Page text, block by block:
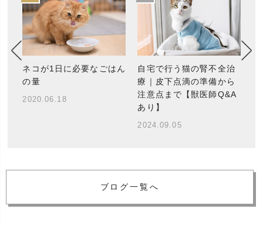
ネコが1日に必要なごはん
の量
2020.06.18
自宅で行う猫の腎不全治
療｜皮下点滴の準備から
注意点まで【獣医師Q&A
あり】
2024.09.05
ブログ一覧へ